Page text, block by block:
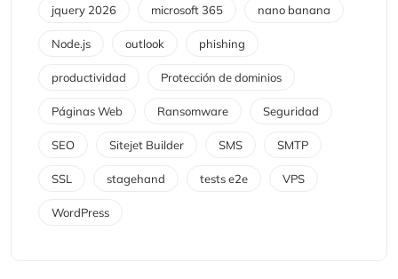
jquery 2026 microsoft 365 nano banana
Node.js outlook phishing
productividad Protección de dominios
Páginas Web Ransomware Seguridad
SEO Sitejet Builder SMS SMTP
SSL stagehand tests e2e VPS
WordPress